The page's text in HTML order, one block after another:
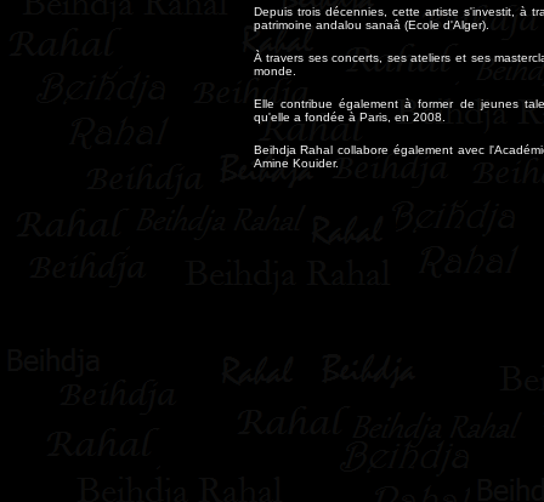
Depuis trois décennies, cette artiste s'investit, à
patrimoine andalou sanaâ (Ecole d'Alger).
À travers ses concerts, ses ateliers et ses
monde.
Elle contribue également à former de jeunes
qu'elle a fondée à Paris, en 2008.
Beihdja Rahal collabore également avec
Amine Kouider.